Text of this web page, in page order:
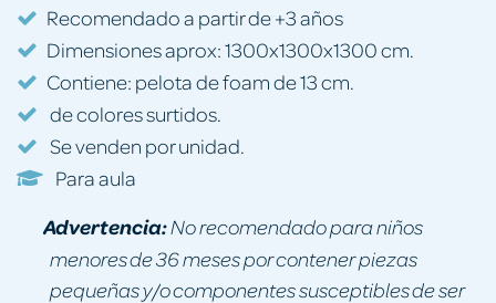
Recomendado a partir de +3 años
Dimensiones aprox: 1300x1300x1300 cm.
Contiene: pelota de foam de 13 cm.
de colores surtidos.
Se venden por unidad.
Para aula
Advertencia:No recomendado para niños
menores de 36 meses por contener piezas
pequeñas y/o componentes susceptibles de ser